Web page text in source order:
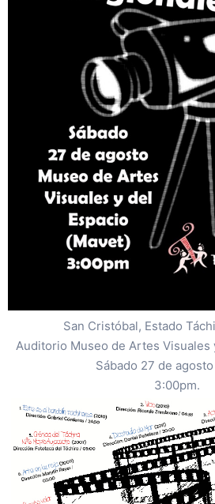
San Cristóbal, Estado
Auditorio Museo de Artes Visuales
Sábado 27 de agosto
3:00pm.